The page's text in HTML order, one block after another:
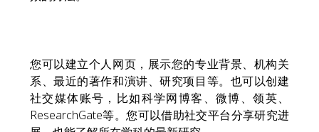
您可以建立个人网页，展示您的专业背景、机构关
系、最近的著作和演讲、研究项目等。也可以创建
社交媒体账号，比如科学网博客、微博、领英、
ResearchGate等。您可以借助社交平台分享研究进